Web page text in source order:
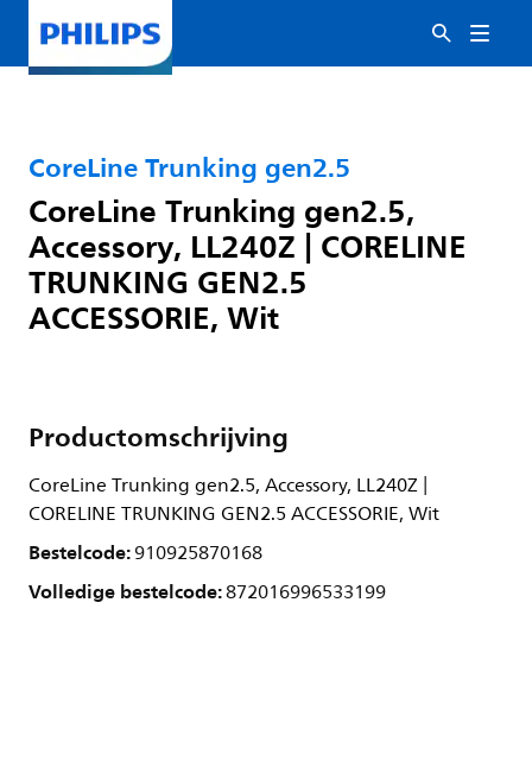
CoreLine Trunking gen2.5
CoreLine Trunking gen2.5,
Accessory, LL240Z | CORELINE
TRUNKING GEN2.5
ACCESSORIE, Wit
Productomschrijving
CoreLine Trunking gen2.5, Accessory, LL240Z |
CORELINE TRUNKING GEN2.5 ACCESSORIE, Wit
Bestelcode:910925870168
Volledige bestelcode:872016996533199